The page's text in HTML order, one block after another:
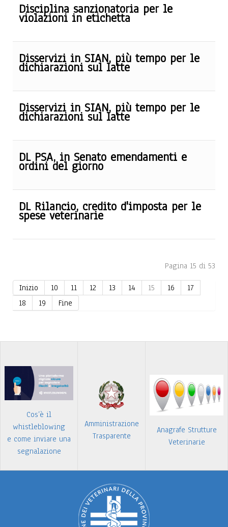
Disciplina sanzionatoria per le
violazioni in etichetta
Disservizi in SIAN, più tempo per le
dichiarazioni sul latte
Disservizi in SIAN, più tempo per le
dichiarazioni sul latte
DL PSA, in Senato emendamenti e
ordini del giorno
DL Rilancio, credito d'imposta per le
spese veterinarie
Pagina 15 di 53
Inizio 10 11 12 13 14 15 16
17
18
19 Fine
Cos’è il
whistleblowing
e come inviare una
segnalazione
Amministrazione
Trasparente
Anagrafe Strutture
Veterinarie